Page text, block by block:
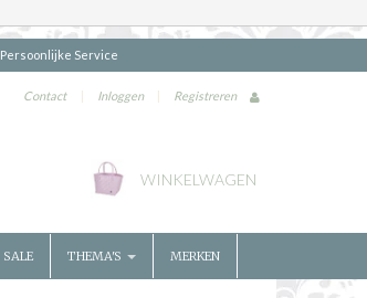
Persoonlijke Service
Contact | Inloggen | Registreren
WINKELWAGEN
SALE THEMA'S MERKEN